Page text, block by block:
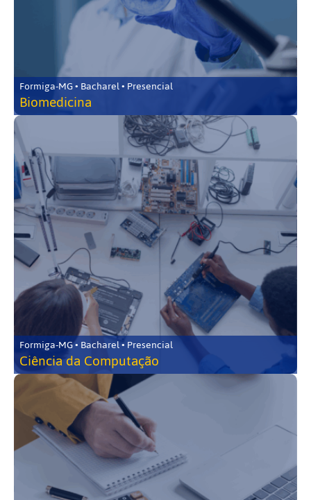
Formiga-MG • Bacharel • Presencial
Biomedicina
Formiga-MG • Bacharel • Presencial
Ciência da Computação